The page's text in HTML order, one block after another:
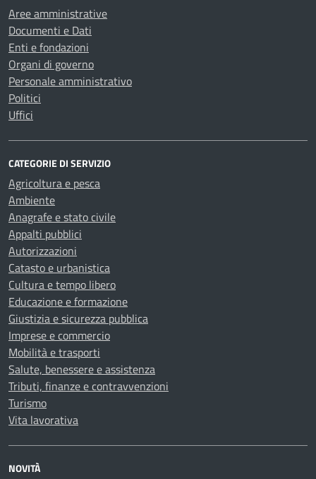
Aree amministrative
Documenti e Dati
Enti e fondazioni
Organi di governo
Personale amministrativo
Politici
Uffici
CATEGORIE DI SERVIZIO
Agricoltura e pesca
Ambiente
Anagrafe e stato civile
Appalti pubblici
Autorizzazioni
Catasto e urbanistica
Cultura e tempo libero
Educazione e formazione
Giustizia e sicurezza pubblica
Imprese e commercio
Mobilità e trasporti
Salute, benessere e assistenza
Tributi, finanze e contravvenzioni
Turismo
Vita lavorativa
NOVITÀ